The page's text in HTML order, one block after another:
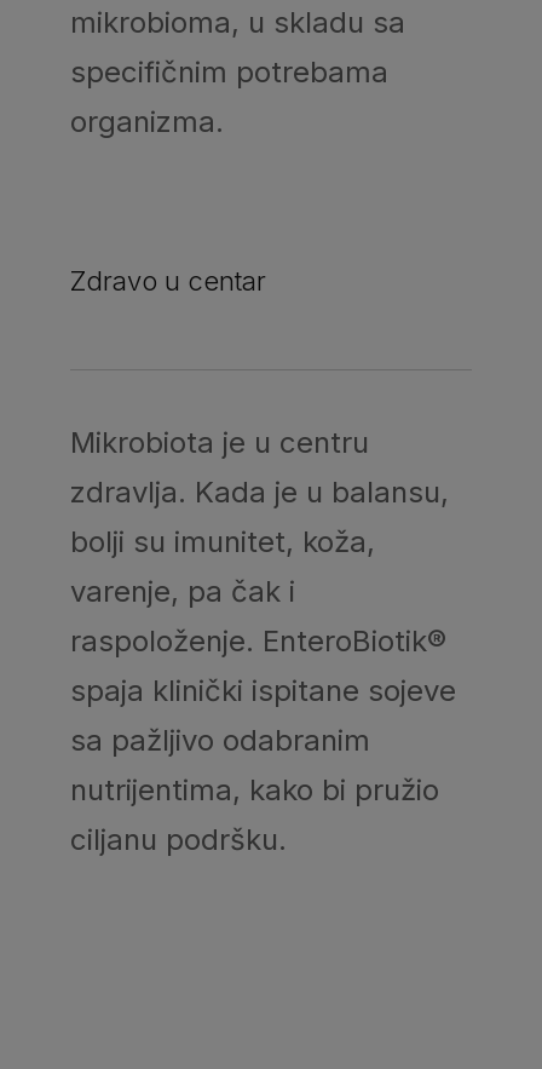
mikrobioma, u skladu sa
specifičnim potrebama
organizma.
Zdravo u centar
Mikrobiota je u centru
zdravlja. Kada je u balansu,
bolji su imunitet, koža,
varenje, pa čak i
raspoloženje. EnteroBiotik®
spaja klinički ispitane sojeve
sa pažljivo odabranim
nutrijentima, kako bi pružio
ciljanu podršku.